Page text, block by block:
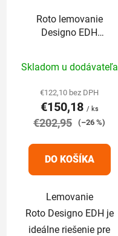
Roto lemovanie
Designo EDH
nad 5cmhodnotenie
produktu
je
5,0
5
hviezdičiek.
Skladom u dodávateľa
€122,10 bez DPH
€150,18 / ks
€202,95 (–26 %)
DO KOŠÍKA
Lemovanie
Roto Designo EDH je
ideálne riešenie pre